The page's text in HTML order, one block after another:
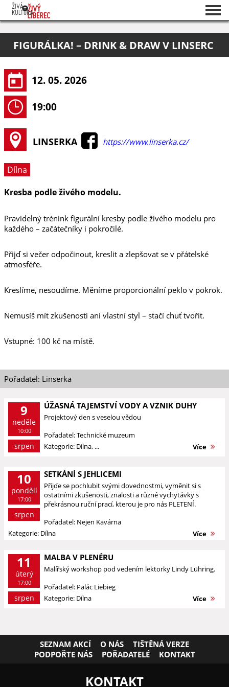
O projektu
Pořadatelé
FIGURÁLKA! – DRINK & DRAW V LINSERC
12. 05. 2026
19:00
LINSERKA https://www.linserka.cz/
Dílna
Kresba podle živého modelu.
Pravidelný trénink figurální kresby podle živého modelu pro
každého – začátečníky i pokročilé.
Přijď si večer odpočinout, kreslit a zlepšovat se v přátelské
atmosféře.
Kreslíme, nesoudíme. Měníme proporcionální peklo v pokrok.
Nemusíš mít zkušenosti ani vlastní styl – stačí chuť tvořit.
Vstupné: 100 kč na místě.
Pořadatel: Linserka
9
neděle
10:00
srpen
ÚŽASNÁ TAJEMSTVÍ VODY A VZNIK DUHY
Projektový den s veselou vědou
Pořadatel: Technické muzeum
Kategorie: Dílna, ...
Více
10
pondělí
17:00
srpen
SETKÁNÍ S JEHLICEMI
Přijďe se pochlubit svými dovednostmi, vyměnit si s
ostatními zkušenosti, znalosti a různé vychytávky s
překrásnou ruční prací, kterou je pro nás PLETENÍ.
Pořadatel: Nejen Kavárna
Kategorie: Dílna
Více
11
úterý
17:00
srpen
MALBA V PLENÉRU
Malířský workshop pod vedením lektorky Lindy Lühring.
Pořadatel: Palác Liebieg
Kategorie: Dílna
Více
SEZNAM AKCÍ O NÁS
TIŠTĚNÁ VERZE
PODPOŘTE NÁS
POŘADATELÉ KONTAKT
KONTAKT